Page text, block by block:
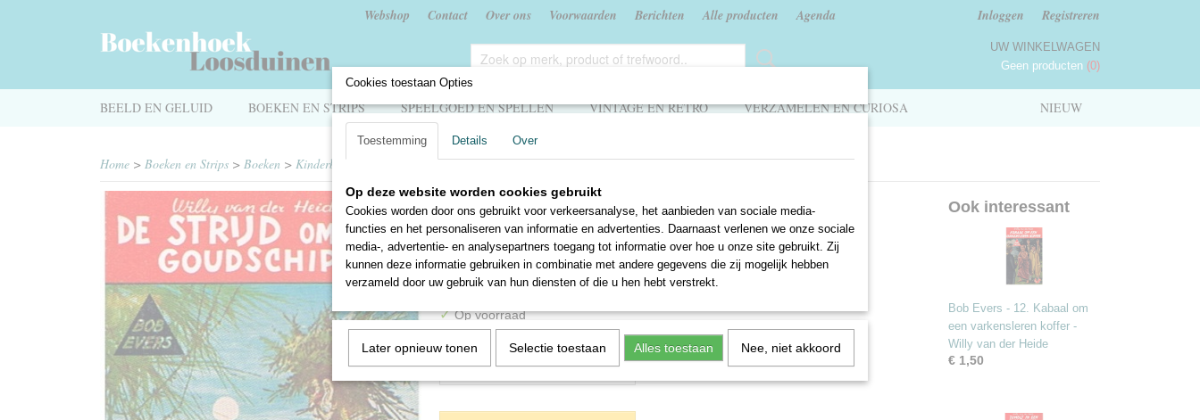
Webshop Contact Over ons Voorwaarden Berichten Alle producten Agenda Inloggen Registreren
UW WINKELWAGEN
Geen producten (0)
NIEUW
BEELD EN GELUID BOEKEN EN STRIPS SPEELGOED EN SPELLEN VINTAGE EN RETRO VERZAMELEN EN CURIOSA
Home > Boeken en Strips > Boeken > Kinderboeken >Bob Evers 03 - De strijd om het goudschip - Willy van der Heide
Bob Evers 03 - De strijd om het
goudschip - Willy van der Heide
€ 1,50
✓Op voorraad
Aantal
Ook interessant
Bob Evers - 12. Kabaal om
een varkensleren koffer -
Willy van der Heide
€ 1,50
Cookies toestaan Opties
Toestemming Details Over
Op deze website worden cookies gebruikt
Cookies worden door ons gebruikt voor verkeersanalyse, het aanbieden van sociale media-
functies en het personaliseren van informatie en advertenties. Daarnaast verlenen we onze sociale
media-, advertentie- en analysepartners toegang tot informatie over hoe u onze site gebruikt. Zij
kunnen deze informatie gebruiken in combinatie met andere gegevens die zij mogelijk hebben
verzameld door uw gebruik van hun diensten of die u hen hebt verstrekt.
Later opnieuw tonen Selectie toestaan Alles toestaan Nee, niet akkoord